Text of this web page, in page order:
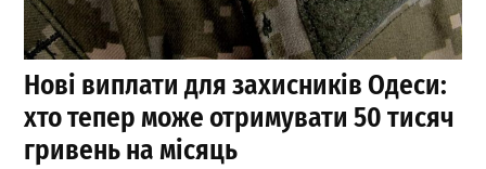
Нові виплати для захисників Одеси:
хто тепер може отримувати 50 тисяч
гривень на місяць